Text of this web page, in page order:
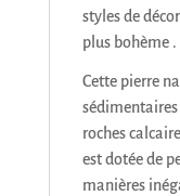
styles de
plus bohème .
Cette pierre
roches
est dotée de
manières